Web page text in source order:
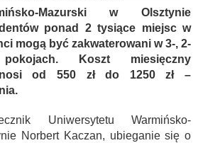
Mazurski w Olsztynie
ponad 2 tysiące miejsc w
mogą być zakwaterowani w 3-, 2-
Koszt miesięczny
od 550 zł do 1250 zł –
Uniwersytetu Warmińsko-
Norbert Kaczan, ubieganie się o